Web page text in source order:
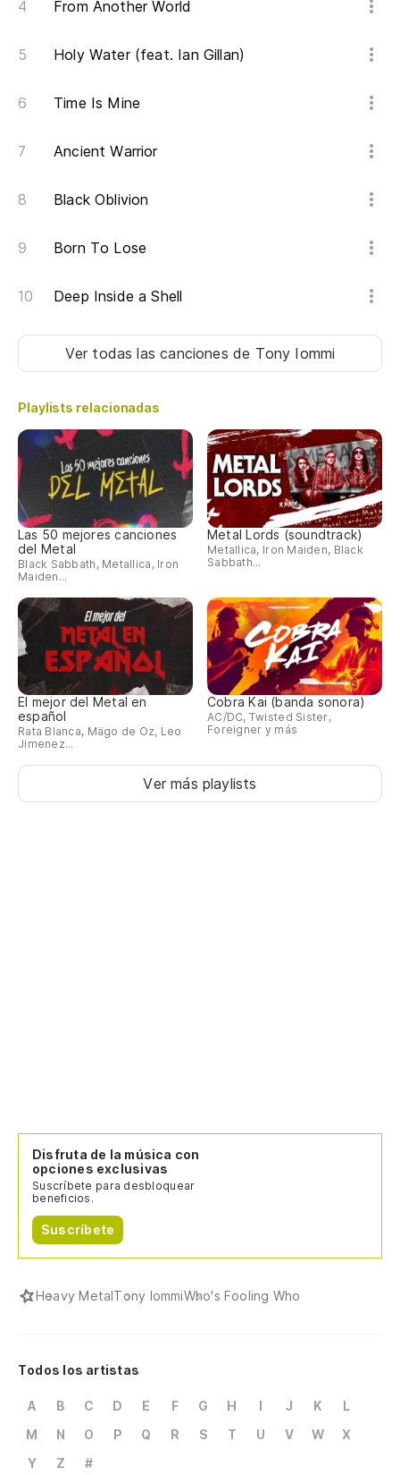
From Another World
Holy Water (feat. Ian Gillan)
Time Is Mine
Ancient Warrior
Black Oblivion
Born To Lose
Deep Inside a Shell
Ver todas las canciones de Tony Iommi
Playlists relacionadas
Las 50 mejores canciones
del Metal
Black Sabbath, Metallica, Iron
Maiden...
Metal Lords (soundtrack)
Metallica, Iron Maiden, Black
Sabbath...
El mejor del Metal en
español
Rata Blanca, Mägo de Oz, Leo
Jimenez...
Cobra Kai (banda sonora)
AC/DC, Twisted Sister,
Foreigner y más
Ver más playlists
Disfruta de la música con
opciones exclusivas
Suscríbete para desbloquear
beneficios.
Suscríbete
Heavy MetalTony IommiWho's Fooling Who
Todos los artistas
A B C D E F G H I J K
L
M
N O P Q R S T U V W
X
Y
Z #